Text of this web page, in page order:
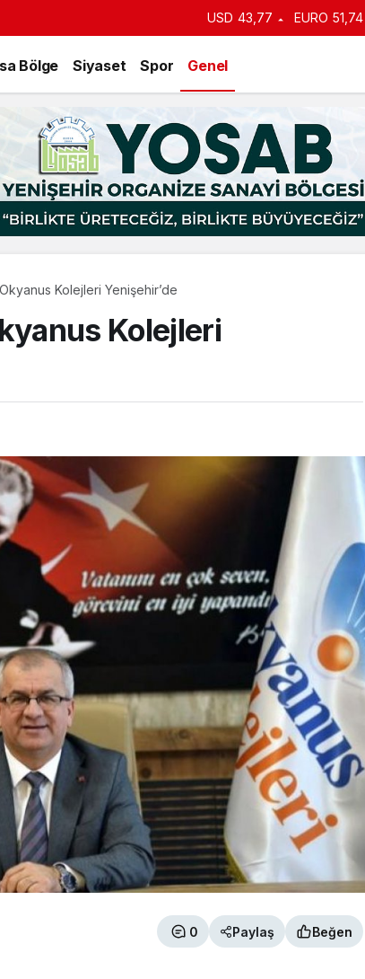
USD 43,77 EURO 51,74
Bölge Siyaset Spor Genel
Kolejleri Yenişehir’de
Kolejleri
0 Paylaş Beğen
Bursa Bölge
Manda Köyü’nün 50 yıllık
üreticisi manda sucuğu ve
yoğurduyla fark oluşturdu